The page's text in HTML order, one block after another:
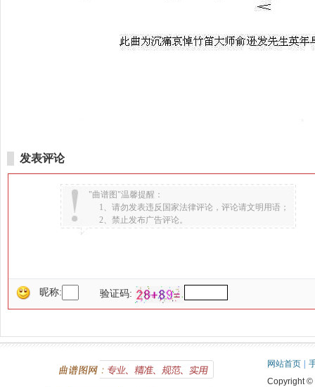
发表评论
"曲谱图"温馨提醒：
1、请勿发表违反国家法律评论，评论请文明用语；
2、禁止发布广告评论。
昵称: 验证码:
网站首页
Copyright ©